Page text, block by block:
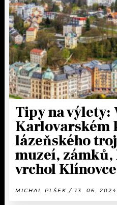
KALENDÁŘ
KVÍZY
VIP
TRENDY
MIX
OSTATNÍ
PROGRAM
PLAYLIST
JAK NALADIT
Tipy na výlety:
Karlovarském
lázeňského
muzeí,
vrchol Klínovce
MICHAL PLŠEK / 13. 06. 2024